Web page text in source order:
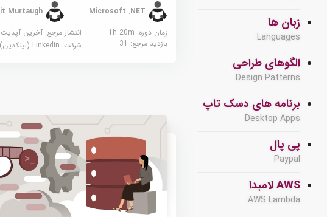
زبان ها
Languages
الگوهای طراحی
Design Patterns
برنامه های دسک تاپ
Desktop Apps
پی پال
Paypal
AWS لامبدا
AWS Lambda
زمان دوره: 1h 20m
انتشار مرجع: آخرین آپدیت
بازدید مرجع: 31 شرکت: Linkedin (لینکدین)